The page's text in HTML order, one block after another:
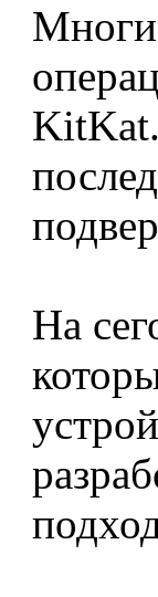
На